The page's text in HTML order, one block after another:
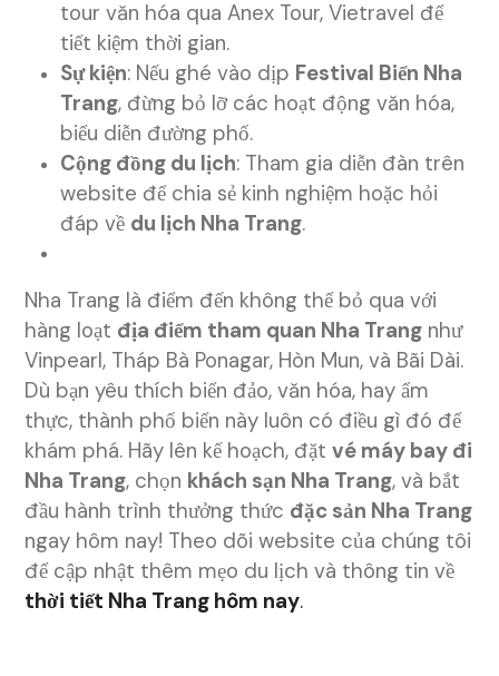
tour văn hóa qua Anex Tour, Vietravel để
tiết kiệm thời gian.
Sự kiện: Nếu ghé vào dịp Festival Biển Nha
Trang, đừng bỏ lỡ các hoạt động văn hóa,
biểu diễn đường phố.
Cộng đồng du lịch: Tham gia diễn đàn trên
website để chia sẻ kinh nghiệm hoặc hỏi
đáp về du lịch Nha Trang.
Nha Trang là điểm đến không thể bỏ qua với
hàng loạt địa điểm tham quan Nha Trang như
Vinpearl, Tháp Bà Ponagar, Hòn Mun, và Bãi Dài.
Dù bạn yêu thích biển đảo, văn hóa, hay ẩm
thực, thành phố biển này luôn có điều gì đó để
khám phá. Hãy lên kế hoạch, đặt vé máy bay đi
Nha Trang, chọn khách sạn Nha Trang, và bắt
đầu hành trình thưởng thức đặc sản Nha Trang
ngay hôm nay! Theo dõi website của chúng tôi
để cập nhật thêm mẹo du lịch và thông tin về
thời tiết Nha Trang hôm nay.